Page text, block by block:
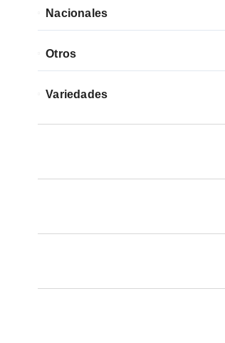
Nacionales
Otros
Variedades